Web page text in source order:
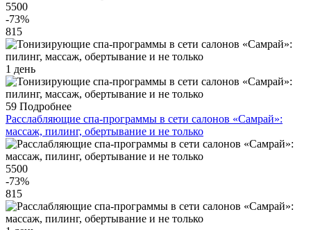
5500
-73%
815
1 день
59 Подробнее
Расслабляющие спа-программы в сети салонов «Самрай»:
массаж, пилинг, обертывание и не только
5500
-73%
815